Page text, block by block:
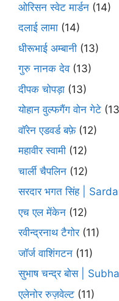
ओरिसन स्‍वेट मार्डन (14)
दलाई लामा (14)
धीरूभाई अम्बानी (13)
गुरु नानक देव(13)
दीपक चोपड़ा (13)
योहान वुल्फगैंग वोन गेटे
वॉरेन एडवर्ड बफ़े(12)
महावीर स्वामी (12)
चार्ली चैपलिन (12)
सरदार भगत सिंह |
एच एल मेंकेन (12)
रवीन्द्रनाथ टैगोर(11)
जॉर्ज वाशिंगटन (11)
सुभाष चन्द्र बोस |
एलेनोर रुज़वेल्ट (11)